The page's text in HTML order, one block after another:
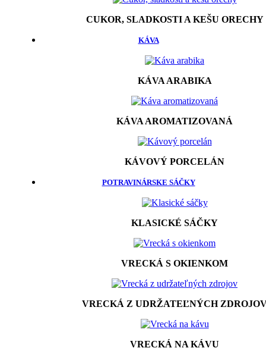
CUKOR, SLADKOSTI A KEŠU ORECHY
KÁVA
KÁVA ARABIKA
KÁVA AROMATIZOVANÁ
KÁVOVÝ PORCELÁN
POTRAVINÁRSKE SÁČKY
KLASICKÉ SÁČKY
VRECKÁ S OKIENKOM
VRECKÁ Z UDRŽATEĽNÝCH
VRECKÁ NA KÁVU